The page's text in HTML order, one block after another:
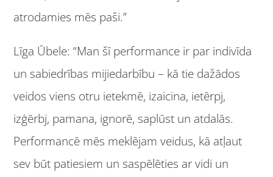
atrodamies mēs paši.”
Līga Ūbele: “Man šī performance ir par indivīda
un sabiedrības mijiedarbību – kā tie dažādos
veidos viens otru ietekmē, izaicina, ietērpj,
izģērbj, pamana, ignorē, saplūst un atdalās.
Performancē mēs meklējam veidus, kā atļaut
sev būt patiesiem un saspēlēties ar vidi un